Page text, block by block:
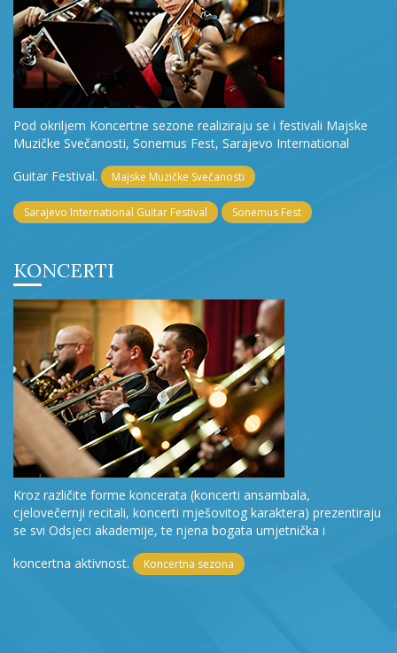
Pod okriljem Koncertne sezone realiziraju se i festivali Majske
Muzičke Svečanosti, Sonemus Fest, Sarajevo International
Guitar Festival.
Majske Muzičke Svečanosti
Sarajevo International Guitar Festival Sonemus Fest
KONCERTI
Kroz različite forme koncerata (koncerti ansambala,
cjelovečernji recitali, koncerti mješovitog karaktera) prezentiraju
se svi Odsjeci akademije, te njena bogata umjetnička i
koncertna aktivnost.
Koncertna sezona